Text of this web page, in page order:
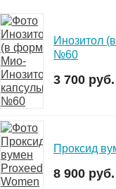
Инозитол
№60
3 700 руб.
Проксид
8 900 руб.